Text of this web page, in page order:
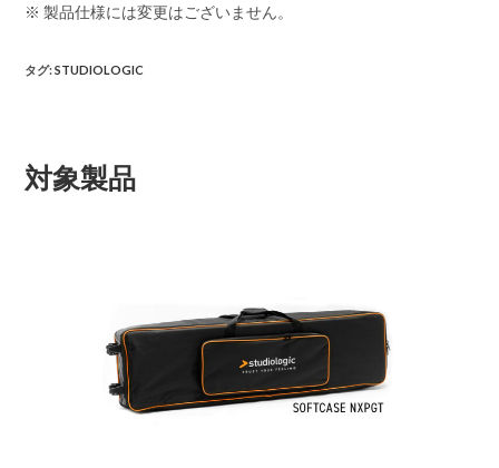
※ 製品仕様には変更はございません。
タグ:STUDIOLOGIC
対象製品